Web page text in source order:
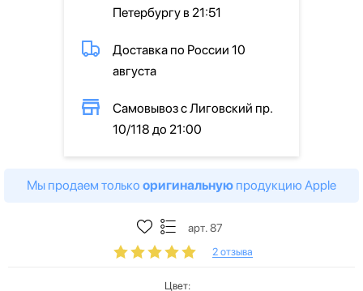
Петербургу в 21:51
Доставка по России 10
августа
Самовывоз с Лиговский пр.
10/118 до 21:00
Мы продаем только оригинальную продукцию Apple
арт. 87
2 отзыва
Цвет: